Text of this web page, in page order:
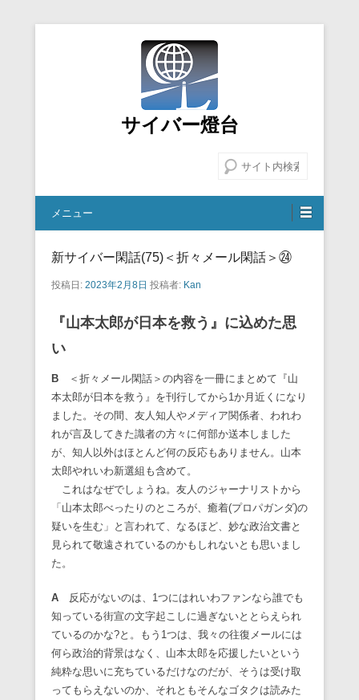
サイバー燈台
メニュー
新サイバー閑話(75)＜折々メール閑話＞㉔
投稿日: 2023年2月8日 投稿者: Kan
『山本太郎が日本を救う』に込めた思
い
B ＜折々メール閑話＞の内容を一冊にまとめて『山
本太郎が日本を救う』を刊行してから1か月近くになり
ました。その間、友人知人やメディア関係者、われわ
れが言及してきた識者の方々に何部か送本しました
が、知人以外はほとんど何の反応もありません。山本
太郎やれいわ新選組も含めて。
これはなぜでしょうね。友人のジャーナリストから
「山本太郎べったりのところが、癒着(プロパガンダ)の
疑いを生む」と言われて、なるほど、妙な政治文書と
見られて敬遠されているのかもしれないとも思いまし
た。
A
反応がないのは、1つにはれいわファンなら誰でも
知っている街宣の文字起こしに過ぎないととらえられ
ているのかな?と。もう1つは、我々の往復メールには
何ら政治的背景はなく、山本太郎を応援したいという
純粋な思いに充ちているだけなのだが、そうは受け取
ってもらえないのか、それともそんなゴタクは読みた